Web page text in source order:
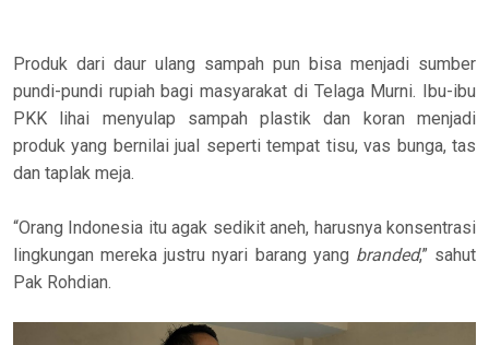
Produk dari daur ulang sampah pun bisa menjadi sumber
pundi-pundi rupiah bagi masyarakat di Telaga Murni. Ibu-ibu
PKK lihai menyulap sampah plastik dan koran menjadi
produk yang bernilai jual seperti tempat tisu, vas bunga, tas
dan taplak meja.
“Orang Indonesia itu agak sedikit aneh, harusnya konsentrasi
lingkungan mereka justru nyari barang yang branded,” sahut
Pak Rohdian.